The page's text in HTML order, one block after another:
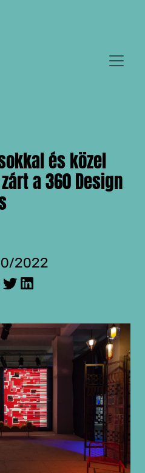
és közel
a 360 Design
2022